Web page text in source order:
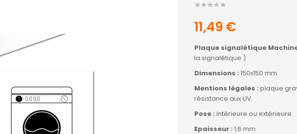
11,49 €
Plaque signalétique
la signalétique )
Dimensions : 150x150 mm
Mentions légales : plaque
résistance aux UV.
Pose : intérieure ou extérieure.
Epaisseur : 1,6 mm